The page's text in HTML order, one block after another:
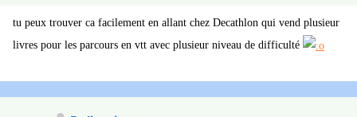
tu peux trouver ca facilement en allant chez Decathlon qui vend plusieur
livres pour les parcours en vtt avec plusieur niveau de difficulté